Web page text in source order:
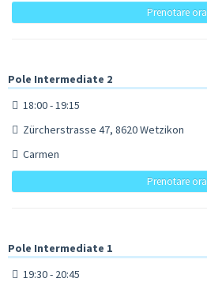
Prenotare ora
Pole Intermediate 2
18:00 - 19:15
Zürcherstrasse 47, 8620 Wetzikon
Carmen
Prenotare ora
Pole Intermediate 1
19:30 - 20:45